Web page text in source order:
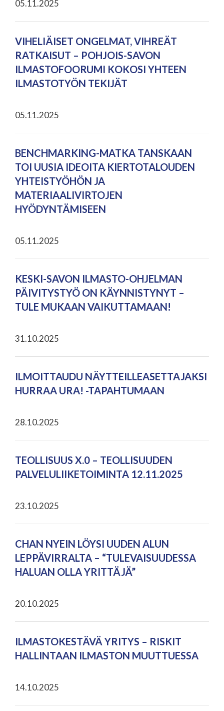
05.11.2025
VIHELIÄISET ONGELMAT, VIHREÄT
RATKAISUT – POHJOIS-SAVON
ILMASTOFOORUMI KOKOSI YHTEEN
ILMASTOTYÖN TEKIJÄT
05.11.2025
BENCHMARKING-MATKA TANSKAAN
TOI UUSIA IDEOITA KIERTOTALOUDEN
YHTEISTYÖHÖN JA
MATERIAALIVIRTOJEN
HYÖDYNTÄMISEEN
05.11.2025
KESKI-SAVON ILMASTO-OHJELMAN
PÄIVITYSTYÖ ON KÄYNNISTYNYT –
TULE MUKAAN VAIKUTTAMAAN!
31.10.2025
ILMOITTAUDU NÄYTTEILLEASETTAJAKSI
HURRAA URA! -TAPAHTUMAAN
28.10.2025
TEOLLISUUS X.0 – TEOLLISUUDEN
PALVELULIIKETOIMINTA 12.11.2025
23.10.2025
CHAN NYEIN LÖYSI UUDEN ALUN
LEPPÄVIRRALTA – “TULEVAISUUDESSA
HALUAN OLLA YRITTÄJÄ”
20.10.2025
ILMASTOKESTÄVÄ YRITYS – RISKIT
HALLINTAAN ILMASTON MUUTTUESSA
14.10.2025